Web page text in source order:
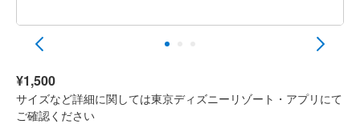
¥1,500
サイズなど詳細に関しては東京ディズニーリゾート・アプリにて
ご確認ください